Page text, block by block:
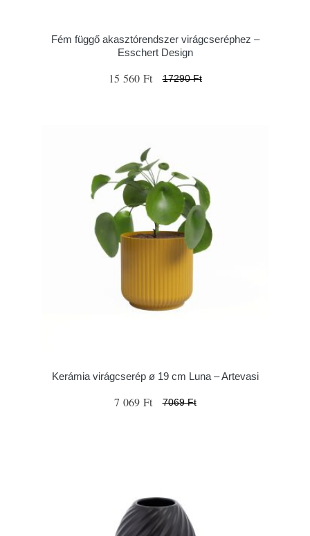
Fém függő akasztórendszer virágcseréphez –
Esschert Design
15 560 Ft 17290 Ft
Kerámia virágcserép ø 19 cm Luna – Artevasi
7 069 Ft 7069 Ft